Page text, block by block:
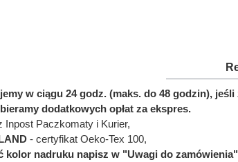
w ciągu 24 godz. (maks. do 48 godzin),
dodatkowych opłat za ekspres.
Inpost Paczkomaty i Kurier,
- certyfikat Oeko-Tex 100,
kolor nadruku napisz w "Uwagi do